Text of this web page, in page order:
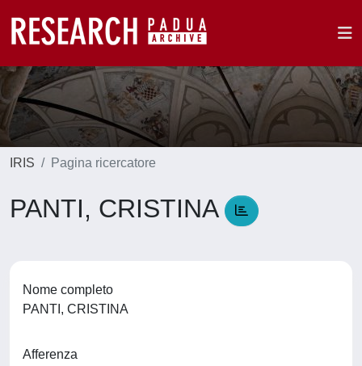
IRIS Pagina ricercatore
PANTI, CRISTINA
Nome completo
PANTI, CRISTINA
Afferenza